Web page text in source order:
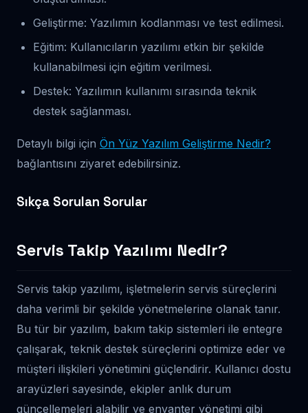
Geliştirme: Yazılımın kodlanması ve test edilmesi.
Eğitim: Kullanıcıların yazılımı etkin bir şekilde
kullanabilmesi için eğitim verilmesi.
Destek: Yazılımın kullanımı sırasında teknik
destek sağlanması.
Detaylı bilgi için Ön Yüz Yazılım Geliştirme Nedir?
bağlantısını ziyaret edebilirsiniz.
Sıkça Sorulan Sorular
Servis Takip Yazılımı Nedir?
Servis takip yazılımı, işletmelerin servis süreçlerini
daha verimli bir şekilde yönetmelerine olanak tanır.
Bu tür bir yazılım, bakım takip sistemleri ile entegre
çalışarak, teknik destek süreçlerini optimize eder ve
müşteri ilişkileri yönetimini güçlendirir. Kullanıcı dostu
arayüzleri sayesinde, ekipler anlık durum
güncellemeleri alabilir ve envanter yönetimi gibi